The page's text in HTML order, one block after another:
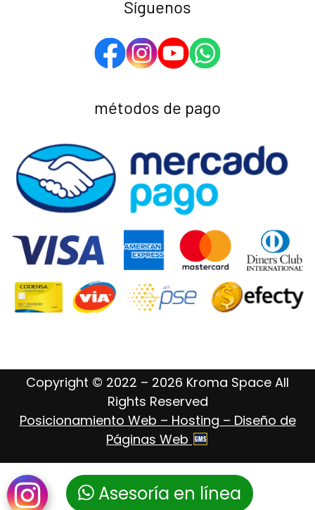
Asesoría en línea
Síguenos
métodos de pago
Copyright © 2022 – 2026 Kroma Space All
Rights Reserved
Posicionamiento Web – Hosting – Diseño de
Páginas Web